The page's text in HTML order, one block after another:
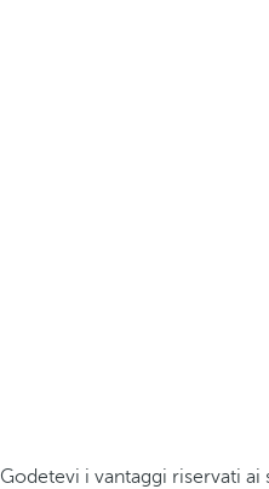
Godetevi i vantaggi riservati